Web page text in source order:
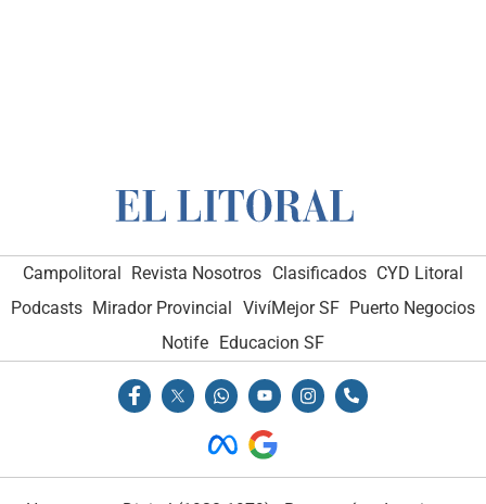
Campolitoral Revista Nosotros Clasificados CYD Litoral
Podcasts Mirador Provincial VivíMejor SF Puerto Negocios
Notife
Educacion SF